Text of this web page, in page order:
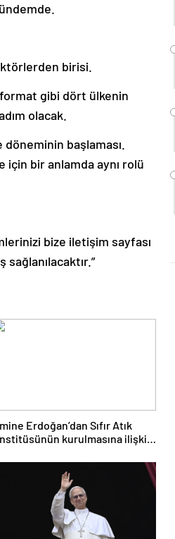
birisi.
gibi dört ülkenin
olacak.
döneminin başlaması.
için bir anlamda aynı rolü
bize iletişim sayfası
Erdoğan’dan Sıfır Atık
kurulmasına ilişkin